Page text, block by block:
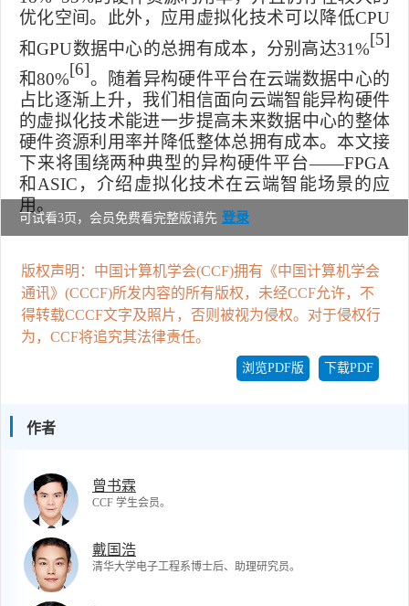
优化空间。此外，应用虚拟化技术可以降低CPU
和GPU数据中心的总拥有成本，分别高达31%
[5]
和80%
[6]
。随着异构硬件平台在云端数据中心的
占比逐渐上升，我们相信面向云端智能异构硬件
的虚拟化技术能进一步提高未来数据中心的整体
硬件资源利用率并降低整体总拥有成本。本文接
下来将围绕两种典型的异构硬件平台——FPGA
和 ASIC ，介绍虚拟化技术在云端智能场景的应
用。
可试看3页，会员免费看完整版请先 登录
版权声明：中国计算机学会(CCF)拥有《中国计算机学会
通讯》(CCCF)所发内容的所有版权，未经CCF允许，不
得转载CCCF文字及照片，否则被视为侵权。对于侵权行
为，CCF将追究其法律责任。
浏览PDF版 下载PDF
作者
曾书霖
CCF 学生会员。
戴国浩
清华大学电子工程系博士后、助理研究员。